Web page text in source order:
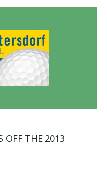
OFF THE 2013